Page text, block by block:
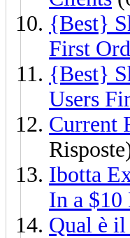
{Best}
First
{Best}
Users
Current
Ibotta
In a $10
Qual è